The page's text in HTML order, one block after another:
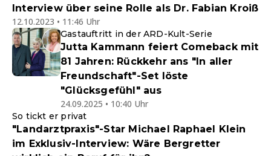
Interview über seine Rolle als Dr. Fabian Kroiß
12.10.2023 • 11:46 Uhr
Gastauftritt in der ARD-Kult-Serie
Jutta Kammann feiert Comeback mit
81 Jahren: Rückkehr ans "In aller
Freundschaft"-Set löste
"Glücksgefühl" aus
24.09.2025 • 10:40 Uhr
So tickt er privat
"Landarztpraxis"-Star Michael Raphael Klein
im Exklusiv-Interview: Wäre Bergretter